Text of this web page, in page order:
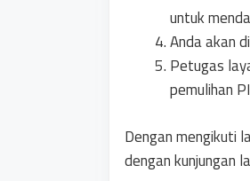
untuk
Anda akan
Petugas
pemulihan
Dengan mengikuti
dengan kunjungan